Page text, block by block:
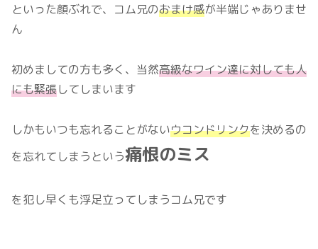
といった顔ぶれで、コム兄のおまけ感が半端じゃありませ
ん
初めましての方も多く、当然高級なワイン達に対しても人
にも緊張してしまいます
しかもいつも忘れることがないウコンドリンクを決めるの
を忘れてしまうという痛恨のミス
を犯し早くも浮足立ってしまうコム兄です